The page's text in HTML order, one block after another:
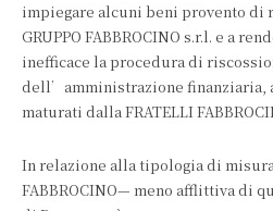
impiegare alcuni beni provento di
GRUPPO FABBROCINO s.r.l. e a
inefficace la procedura di
dell’amministrazione
maturati dalla FRATELLI
In relazione alla tipologia di
FABBROCINO— meno afflittiva di